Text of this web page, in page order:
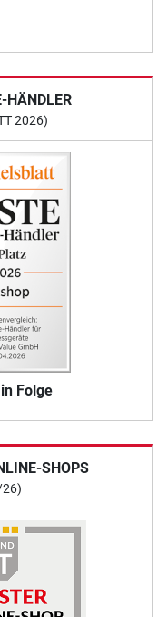
HÄNDLER
2026)
Folge
SHOPS
26)